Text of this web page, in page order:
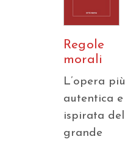
Regole
morali
L’opera più
autentica e
ispirata del
grande